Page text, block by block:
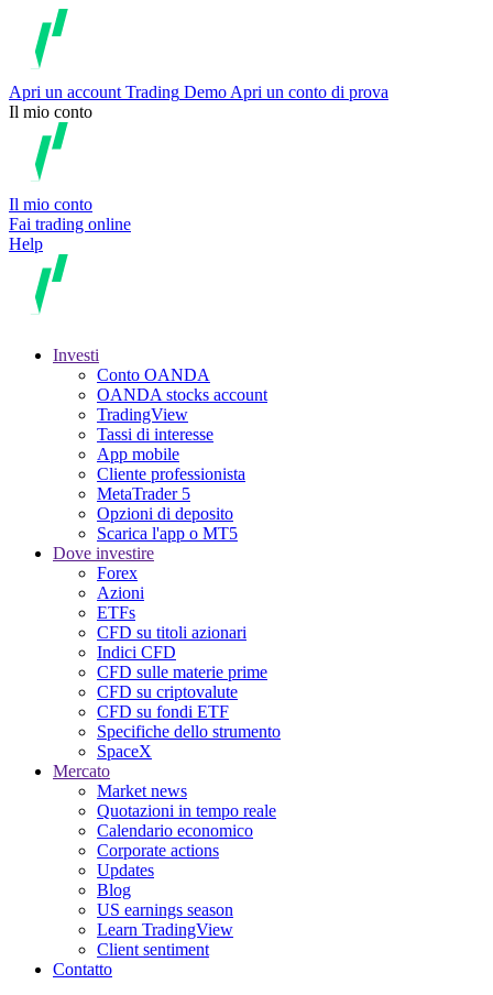
Apri un account Trading Demo Apri un conto di prova
Il mio conto
Il mio conto
Fai trading online
Help
Investi
Conto OANDA
OANDA stocks account
TradingView
Tassi di interesse
App mobile
Cliente professionista
MetaTrader 5
Opzioni di deposito
Scarica l'app o MT5
Dove investire
Forex
Azioni
ETFs
CFD su titoli azionari
Indici CFD
CFD sulle materie prime
CFD su criptovalute
CFD su fondi ETF
Specifiche dello strumento
SpaceX
Mercato
Market news
Quotazioni in tempo reale
Calendario economico
Corporate actions
Updates
Blog
US earnings season
Learn TradingView
Client sentiment
Contatto